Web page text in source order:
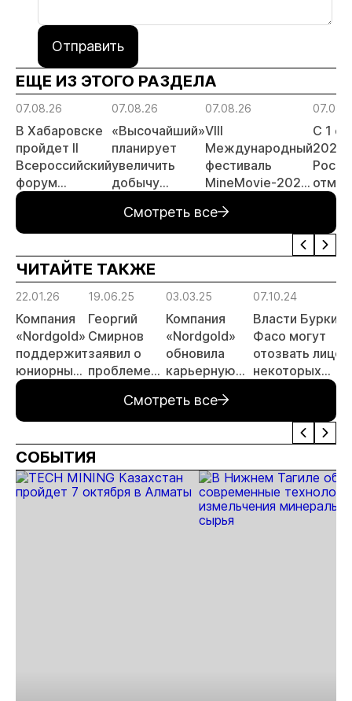
Отправить
ЕЩЕ ИЗ ЭТОГО РАЗДЕЛА
07.08.26
В Хабаровске
пройдет II
Всероссийский
форум
«Россыпное
России»
07.08.26
«Высочайший»
планирует
увеличить
добычу
тонн в 2026
году
07.08.26
VIII
Международный
фестиваль
MineMovie-2026
заявок
С 1
2026
Смотреть все
ЧИТАЙТЕ ТАКЖЕ
22.01.26
Компания
«Nordgold»
поддержит
юниорные
проекты
19.06.25
Георгий
Смирнов
заявил о
проблеме
запасов
золота
03.03.25
Компания
«Nordgold»
обновила
карьерную
для молодых
специалистов
07.10.24
Власти
Фасо могут
отозвать
некоторых
иностранных
компаний
Смотреть все
СОБЫТИЯ